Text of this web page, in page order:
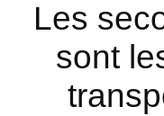
Les
sont